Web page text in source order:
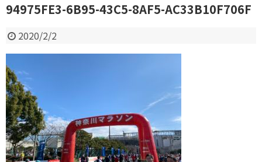
94975FE3-6B95-43C5-8AF5-AC33B10F706F
2020/2/2